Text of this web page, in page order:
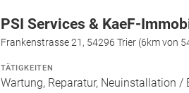
PSI Services & KaeF-
Frankenstrasse 21, 54296 Trier (6km von
TÄTIGKEITEN
Wartung, Reparatur, Neuinstallation